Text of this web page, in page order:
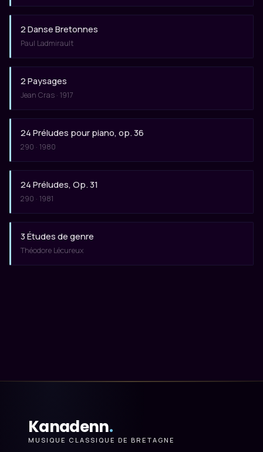
2 Danse Bretonnes
Paul Ladmirault
2 Paysages
Jean Cras · 1917
24 Préludes pour piano, op. 36
290 · 1980
24 Préludes, Op. 31
290 · 1981
3 Études de genre
Théodore Lécureux
Kanadenn.
MUSIQUE CLASSIQUE DE BRETAGNE